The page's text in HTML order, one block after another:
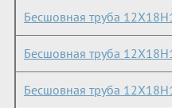
Бесшовная труба
Бесшовная труба
Бесшовная труба